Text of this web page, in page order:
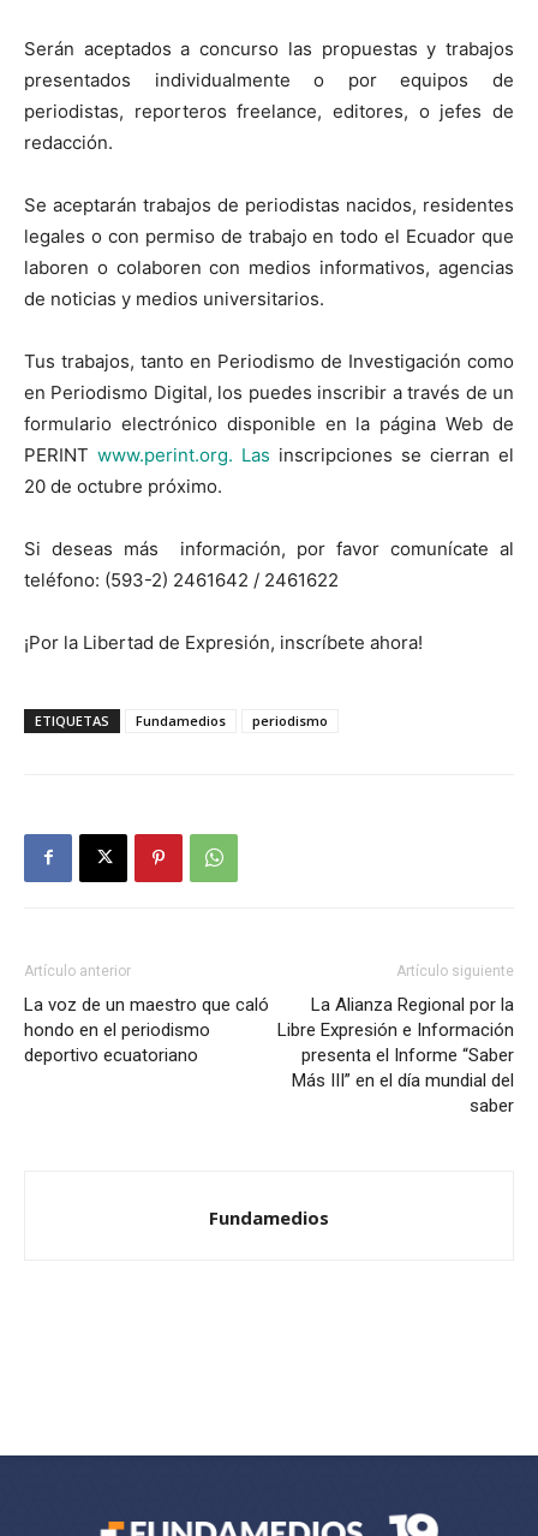
Serán aceptados a concurso las propuestas y trabajos
presentados individualmente o por equipos de
periodistas, reporteros freelance, editores, o jefes de
redacción.
Se aceptarán trabajos de periodistas nacidos, residentes
legales o con permiso de trabajo en todo el Ecuador que
laboren o colaboren con medios informativos, agencias
de noticias y medios universitarios.
Tus trabajos, tanto en Periodismo de Investigación como
en Periodismo Digital, los puedes inscribir a través de un
formulario electrónico disponible en la página Web de
PERINT www.perint.org. Las inscripciones se cierran el
20 de octubre próximo.
Si deseas más información, por favor comunícate al
teléfono: (593-2) 2461642 / 2461622
¡Por la Libertad de Expresión, inscríbete ahora!
ETIQUETAS Fundamedios periodismo
Artículo anterior
La voz de un maestro que caló
hondo en el periodismo
deportivo ecuatoriano
Artículo siguiente
La Alianza Regional por la
Libre Expresión e Información
presenta el Informe “Saber
Más III” en el día mundial del
saber
Fundamedios